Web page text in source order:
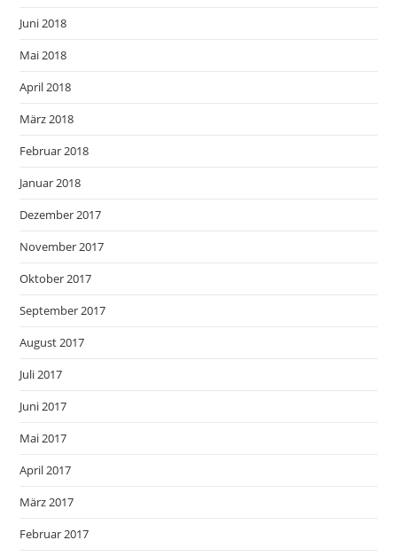
Juni 2018
Mai 2018
April 2018
März 2018
Februar 2018
Januar 2018
Dezember 2017
November 2017
Oktober 2017
September 2017
August 2017
Juli 2017
Juni 2017
Mai 2017
April 2017
März 2017
Februar 2017